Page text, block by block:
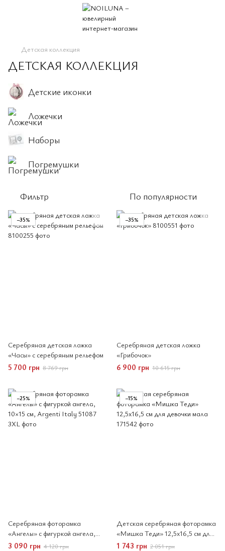
Детская коллекция
ДЕТСКАЯ КОЛЛЕКЦИЯ
Детские иконки
Ложечки
Наборы
Погремушки
Фильтр По популярности
−35%
Серебряная детская ложка
«Часы» с серебряным рельефом
5 700 грн 8 769 грн
−35%
Серебряная детская ложка
«Грибочок»
6 900 грн 10 615 грн
−25%
Серебряная фоторамка
«Ангелы» с фигуркой ангела,
10×15 см, Argenti Italy
3 090 грн 4 120 грн
−15%
Детская серебряная фоторамка
«Мишка Теди» 12,5x16,5 см для
девочки мала
1 743 грн 2 051 грн